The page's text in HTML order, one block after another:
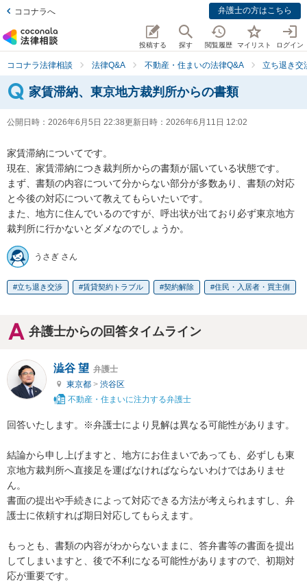
ココナラへ 弁護士の方はこちら
投稿する 探す 閲覧履歴 マイリスト ログイン
ココナラ法律相談 法律Q&A 不動産・住まいの法律Q&A 立ち退き交
家賃滞納、東京地方裁判所からの書類
公開日時： 2026年6月5日 22:38更新日時： 2026年6月11日 12:02
家賃滞納についてです。
現在、家賃滞納につき裁判所からの書類が届いている状態です。
まず、書類の内容について分からない部分が多数あり、書類の対応
と今後の対応について教えてもらいたいです。
また、地方に住んでいるのですが、呼出状が出ており必ず東京地方
裁判所に行かないとダメなのでしょうか。
うさぎ さん
立ち退き交渉 賃貸契約トラブル 契約解除 住民・入居者・買主側
弁護士からの回答タイムライン
澁谷 望 弁護士
東京都 > 渋谷区
不動産・住まいに注力する弁護士
回答いたします。※弁護士により見解は異なる可能性があります。
結論から申し上げますと、地方にお住まいであっても、必ずしも東
京地方裁判所へ直接足を運ばなければならないわけではありませ
ん。
書面の提出や手続きによって対応できる方法が考えられますし、弁
護士に依頼すれば期日対応してもらえます。
もっとも、書類の内容がわからないままに、答弁書等の書面を提出
してしまいますと、後で不利になる可能性がありますので、初期対
応が重要です。